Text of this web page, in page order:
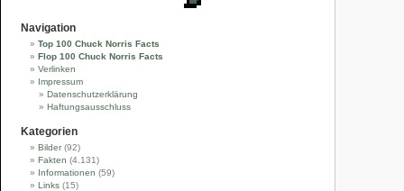
Navigation
Top 100 Chuck Norris Facts
Flop 100 Chuck Norris Facts
Verlinken
Impressum
Datenschutzerklärung
Haftungsausschluss
Kategorien
Bilder(92)
Fakten (4.131)
Informationen (59)
Links (15)